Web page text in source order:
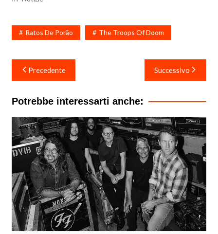
Ratos De Porão The Troops Of Doom
Navigazione
articoli
Precedente Successivo
Potrebbe interessarti anche: